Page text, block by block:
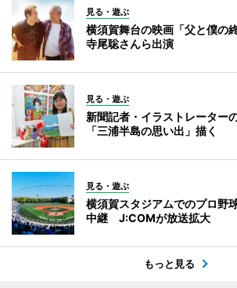
見る・遊ぶ
横須賀舞台の映画「父と僕の
寺尾聡さんら出演
見る・遊ぶ
新聞記者・イラストレーター
「三浦半島の思い出」描く
見る・遊ぶ
横須賀スタジアムでのプロ野
中継 J:COMが放送拡大
もっと見る